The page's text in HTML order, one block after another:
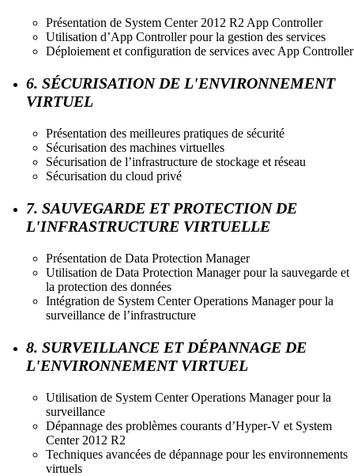
Présentation de System Center 2012 R2 App Controller
Utilisation d’App Controller pour la gestion des services
Déploiement et configuration de services avec App Controller
6. SÉCURISATION DE L'ENVIRONNEMENT
VIRTUEL
Présentation des meilleures pratiques de sécurité
Sécurisation des machines virtuelles
Sécurisation de l’infrastructure de stockage et réseau
Sécurisation du cloud privé
7. SAUVEGARDE ET PROTECTION DE
L'INFRASTRUCTURE VIRTUELLE
Présentation de Data Protection Manager
Utilisation de Data Protection Manager pour la sauvegarde et
la protection des données
Intégration de System Center Operations Manager pour la
surveillance de l’infrastructure
8. SURVEILLANCE ET DÉPANNAGE DE
L'ENVIRONNEMENT VIRTUEL
Utilisation de System Center Operations Manager pour la
surveillance
Dépannage des problèmes courants d’Hyper-V et System
Center 2012 R2
Techniques avancées de dépannage pour les environnements
virtuels